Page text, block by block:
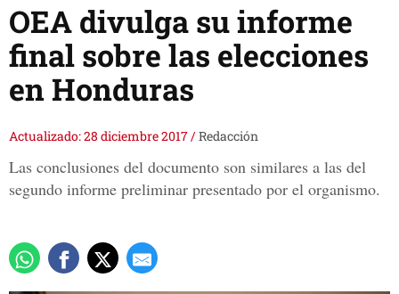
OEA divulga su informe
final sobre las elecciones
en Honduras
Actualizado: 28 diciembre 2017/Redacción
Las conclusiones del documento son similares a las del
segundo informe preliminar presentado por el organismo.